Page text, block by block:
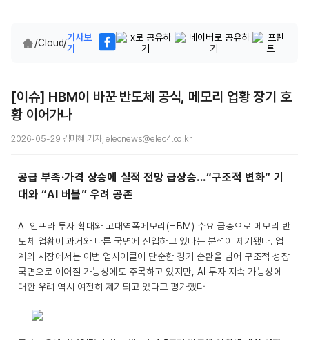
/Cloud/기사보
기
[이슈] HBM이 바꾼 반도체 공식, 메모리 업황 장기 호
황 이어가나
2026-05-29 김미혜 기자, elecnews@elec4.co.kr
공급 부족·가격 상승에 실적 전망 급상승...“구조적 변화” 기
대와 “AI 버블” 우려 공존
AI 인프라 투자 확대와 고대역폭메모리(HBM) 수요 급증으로 메모리 반
도체 업황이 과거와 다른 국면에 진입하고 있다는 분석이 제기됐다. 업
계와 시장에서는 이번 업사이클이 단순한 경기 순환을 넘어 구조적 성장
국면으로 이어질 가능성에도 주목하고 있지만, AI 투자 지속 가능성에
대한 우려 역시 여전히 제기되고 있다고 평가했다.